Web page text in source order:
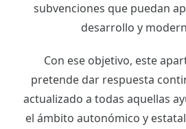
subvenciones que puedan
desarrollo y
Con ese objetivo, este
pretende dar respuesta
actualizado a todas aquellas
el ámbito autonómico y